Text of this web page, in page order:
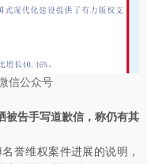
信公众号
被告手写道歉信，称仍有其
誉维权案件进展的说明，